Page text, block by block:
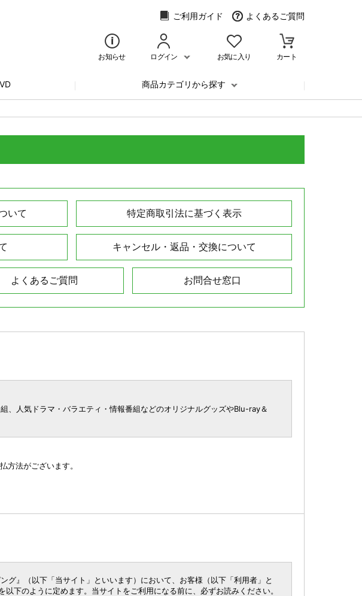
ご利用ガイド よくあるご質問
お知らせ ログイン お気に入り カート
商品カテゴリから探す
いて 特定商取引法に基づく表示
キャンセル・返品・交換について
よくあるご質問 お問合せ窓口
、人気ドラマ・バラエティ・情報番組などのオリジナルグッズやBlu-ray＆
方法がございます。
』（以下「当サイト」といいます）において、お客様（以下「利用者」と
下のように定めます。当サイトをご利用になる前に、必ずお読みください。